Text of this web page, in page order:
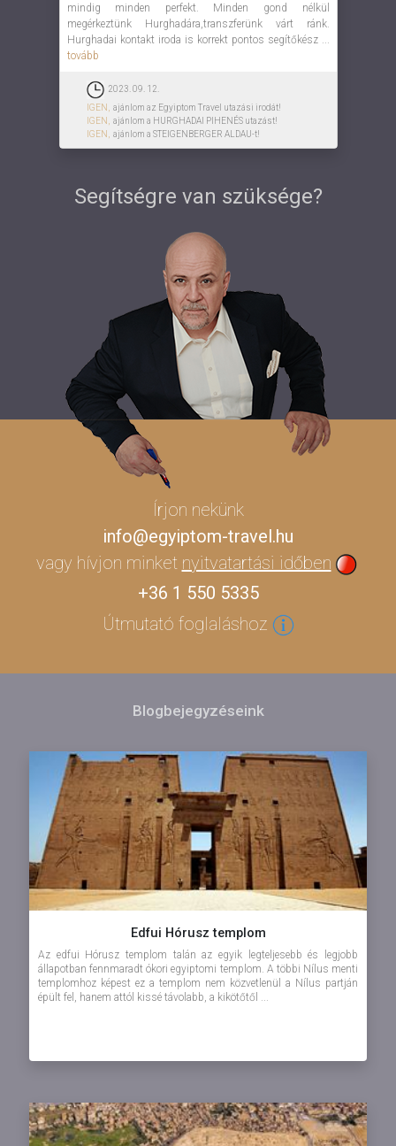
mindig minden perfekt. Minden gond nélkül
megérkeztünk Hurghadára,transzferünk várt ránk.
Hurghadai kontakt iroda is korrekt pontos segítőkész ...
tovább
2023. 09. 12.
IGEN,
ajánlom az Egyiptom Travel utazási irodát!
IGEN,
ajánlom a HURGHADAI PIHENÉS utazást!
IGEN,
ajánlom a STEIGENBERGER ALDAU-t!
Segítségre van szüksége?
Írjon nekünk
info@egyiptom-travel.hu
vagy hívjon minket nyitvatartási időben
+36 1 550 5335
Útmutató foglaláshoz
Blogbejegyzéseink
Edfui Hórusz templom
Az edfui Hórusz templom talán az egyik legteljesebb és legjobb
állapotban fennmaradt ókori egyiptomi templom. A többi Nílus menti
templomhoz képest ez a templom nem közvetlenül a Nílus partján
épült fel, hanem attól kissé távolabb, a kikötőtől ...